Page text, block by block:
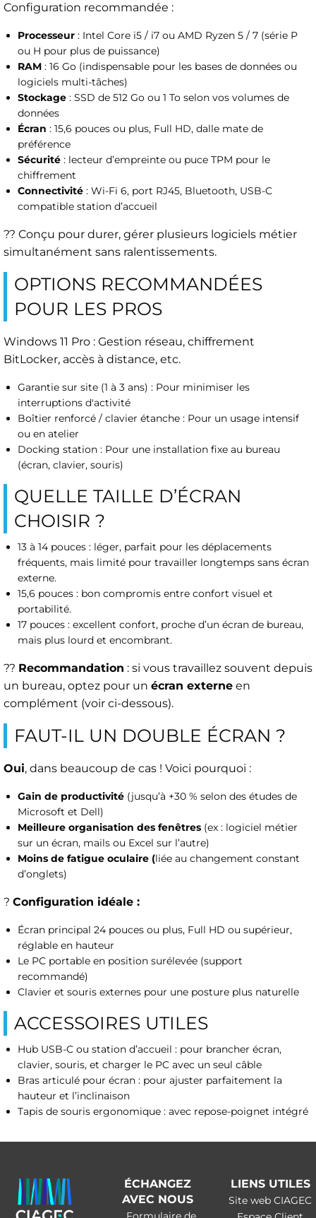
Configuration recommandée :
Processeur : Intel Core i5 / i7 ou AMD Ryzen 5 / 7 (série P
ou H pour plus de puissance)
RAM : 16 Go (indispensable pour les bases de données ou
logiciels multi-tâches)
Stockage : SSD de 512 Go ou 1 To selon vos volumes de
données
Écran : 15,6 pouces ou plus, Full HD, dalle mate de
préférence
Sécurité : lecteur d’empreinte ou puce TPM pour le
chiffrement
Connectivité : Wi-Fi 6, port RJ45, Bluetooth, USB-C
compatible station d’accueil
?? Conçu pour durer, gérer plusieurs logiciels métier
simultanément sans ralentissements.
OPTIONS RECOMMANDÉES
POUR LES PROS
Windows 11 Pro : Gestion réseau, chiffrement
BitLocker, accès à distance, etc.
Garantie sur site (1 à 3 ans) : Pour minimiser les
interruptions d'activité
Boîtier renforcé / clavier étanche : Pour un usage intensif
ou en atelier
Docking station : Pour une installation fixe au bureau
(écran, clavier, souris)
QUELLE TAILLE D’ÉCRAN
CHOISIR ?
13 à 14 pouces : léger, parfait pour les déplacements
fréquents, mais limité pour travailler longtemps sans écran
externe.
15,6 pouces : bon compromis entre confort visuel et
portabilité.
17 pouces : excellent confort, proche d’un écran de bureau,
mais plus lourd et encombrant.
?? Recommandation : si vous travaillez souvent depuis
un bureau, optez pour un écran externe en
complément (voir ci-dessous).
FAUT-IL UN DOUBLE ÉCRAN ?
Oui, dans beaucoup de cas ! Voici pourquoi :
Gain de productivité (jusqu’à +30 % selon des études de
Microsoft et Dell)
Meilleure organisation des fenêtres (ex : logiciel métier
sur un écran, mails ou Excel sur l’autre)
Moins de fatigue oculaire (liée au changement constant
d’onglets)
? Configuration idéale :
Écran principal 24 pouces ou plus, Full HD ou supérieur,
réglable en hauteur
Le PC portable en position surélevée (support
recommandé)
Clavier et souris externes pour une posture plus naturelle
ACCESSOIRES UTILES
Hub USB-C ou station d’accueil : pour brancher écran,
clavier, souris, et charger le PC avec un seul câble
Bras articulé pour écran : pour ajuster parfaitement la
hauteur et l’inclinaison
Tapis de souris ergonomique : avec repose-poignet intégré
ÉCHANGEZ
AVEC NOUS
LIENS UTILES
Site web CIAGEC